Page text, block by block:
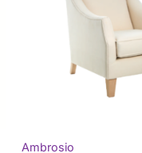
Ambrosio